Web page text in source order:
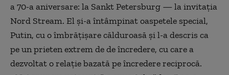
a 70-a aniversare: la Sankt Petersburg — la invitația
Nord Stream. El și-a întâmpinat oaspetele special,
Putin, cu o îmbrățișare călduroasă și l-a descris ca
pe un prieten extrem de de încredere, cu care a
dezvoltat o relație bazată pe încredere reciprocă.